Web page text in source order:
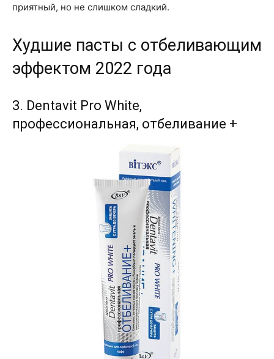
приятный, но не слишком сладкий.
Худшие пасты с отбеливающим
эффектом 2022 года
3. Dentavit Pro White,
профессиональная, отбеливание +